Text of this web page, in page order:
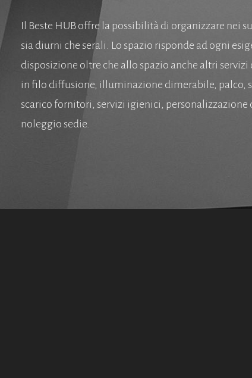
Il Beste HUB offre la possibilità di organizzare nei
sia diurni che serali. Lo spazio risponde ad ogni
disposizione oltre che allo spazio anche altri
in filo diffusione, illuminazione dimerabile, palco,
scarico fornitori, servizi igienici, personalizzazione
noleggio sedie.